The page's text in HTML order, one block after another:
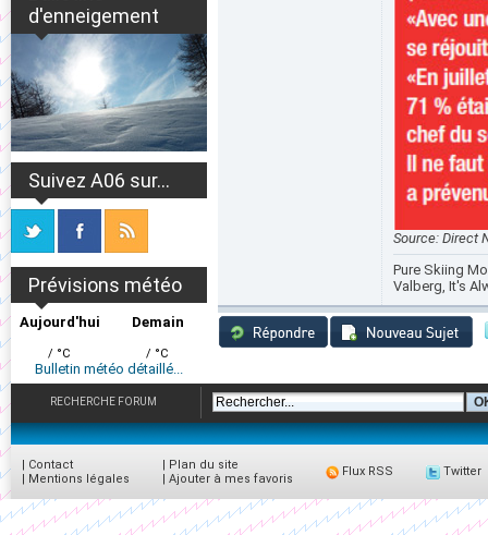
d'enneigement
Suivez A06 sur...
Prévisions météo
Aujourd'hui
/ °C
Demain
/ °C
Bulletin météo détaillé...
Source: Direct
Pure Skiing
Valberg, It's
RECHERCHE FORUM
| Contact
| Mentions légales
| Plan du site
| Ajouter à mes favoris
Flux RSS Twitter